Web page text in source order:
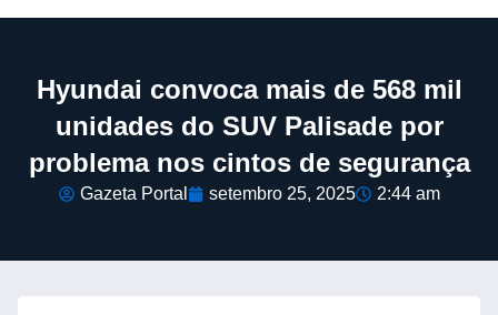
Hyundai convoca mais de 568 mil
unidades do SUV Palisade por
problema nos cintos de segurança
Gazeta Portal setembro 25, 2025 2:44 am